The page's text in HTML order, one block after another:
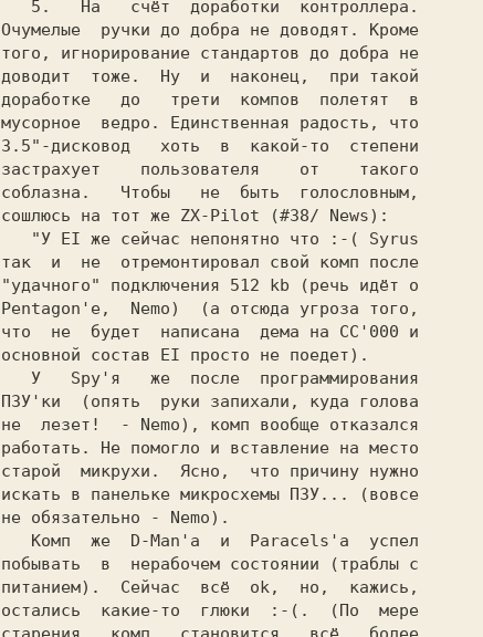
Очумелые  ручки до добра не доводят. Кроме
того, игнорирование стандартов до добра не
доводит  тоже.  Ну  и  наконец,  при такой
доработке   до   трети  компов  полетят  в
мусорное  ведро. Единственная радость, что
3.5"-дисковод   хоть  в  какой-то  степени
застрахует    пользователя    от    такого
соблазна.   Чтобы   не  быть  голословным,
сошлюсь на тот же ZX-Pilot (#38/ News):
так  и  не  отремонтировал свой комп после
"удачного" подключения 512 kb (речь идёт о
Pentagon'е,  Nemo)  (а отсюда угроза того,
что  не  будет  написана  дема на СС'000 и
основной состав EI просто не поедет).
ПЗУ'ки  (опять  руки запихали, куда голова
не  лезет!  - Nemo), комп вообще отказался
работать. Не помогло и вставление на место
старой  микрухи.  Ясно,  что причину нужно
искать в панельке микросхемы ПЗУ... (вовсе
не обязательно - Nemo).
побывать  в  нерабочем состоянии (траблы с
питанием).  Сейчас  всё  ok,  но,  кажись,
остались  какие-то  глюки  :-(.  (По  мере